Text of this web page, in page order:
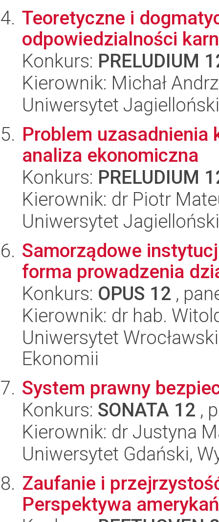
Teoretyczne i
odpowiedzialności
Konkurs: PRELUDIUM
Kierownik: Michał
Uniwersytet
Problem
analiza ekonomiczna
Konkurs: PRELUDIUM
Kierownik: dr Piotr
Uniwersytet
Samorządowe
forma prowadzenia
Konkurs: OPUS 12 ,
Kierownik: dr hab.
Uniwersytet
Ekonomii
System prawny
Konkurs: SONATA 12 ,
Kierownik: dr Justyna
Uniwersytet Gdański,
Zaufanie i
Perspektywa